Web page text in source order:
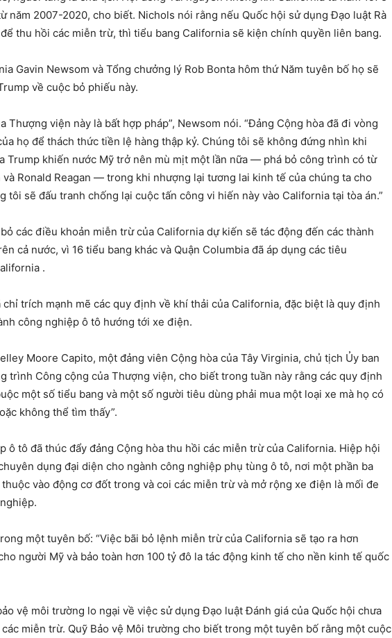
năm 2007-2020, cho biết. Nichols nói rằng nếu Quốc hội sử dụng Đạo luật Rà
thu hồi các miễn trừ, thì tiểu bang California sẽ kiện chính quyền liên bang.
Gavin Newsom và Tổng chưởng lý Rob Bonta hôm thứ Năm tuyên bố họ sẽ
về cuộc bỏ phiếu này.
Thượng viện này là bất hợp pháp”, Newsom nói. “Đảng Cộng hòa đã đi vòng
họ để thách thức tiền lệ hàng thập kỷ. Chúng tôi sẽ không đứng nhìn khi
Trump khiến nước Mỹ trở nên mù mịt một lần nữa — phá bỏ công trình có từ
Ronald Reagan — trong khi nhượng lại tương lai kinh tế của chúng ta cho
tôi sẽ đấu tranh chống lại cuộc tấn công vi hiến này vào California tại tòa án.”
các điều khoản miễn trừ của California dự kiến ​​sẽ tác động đến các thành
cả nước, vì 16 tiểu bang khác và Quận Columbia đã áp dụng các tiêu
.
trích mạnh mẽ các quy định về khí thải của California, đặc biệt là quy định
công nghiệp ô tô hướng tới xe điện.
Moore Capito, một đảng viên Cộng hòa của Tây Virginia, chủ tịch Ủy ban
trình Công cộng của Thượng viện, cho biết trong tuần này rằng các quy định
một số tiểu bang và một số người tiêu dùng phải mua một loại xe mà họ có
không thể tìm thấy”.
ô tô đã thúc đẩy đảng Cộng hòa thu hồi các miễn trừ của California. Hiệp hội
dụng đại diện cho ngành công nghiệp phụ tùng ô tô, nơi một phần ba
vào động cơ đốt trong và coi các miễn trừ và mở rộng xe điện là mối đe
một tuyên bố: “Việc bãi bỏ lệnh miễn trừ của California sẽ tạo ra hơn
người Mỹ và bảo toàn hơn 100 tỷ đô la tác động kinh tế cho nền kinh tế quốc
vệ môi trường lo ngại về việc sử dụng Đạo luật Đánh giá của Quốc hội chưa
miễn trừ. Quỹ Bảo vệ Môi trường cho biết trong một tuyên bố rằng một cuộc